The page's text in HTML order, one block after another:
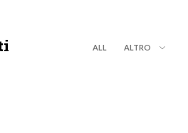
ALL ALTRO